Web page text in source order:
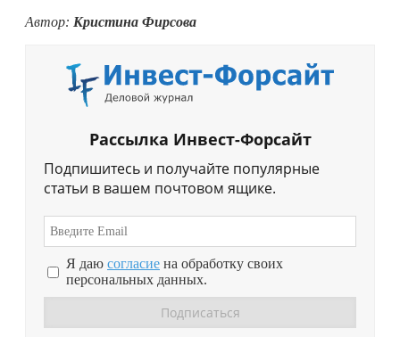
Автор: Кристина Фирсова
Рассылка Инвест-Форсайт
Подпишитесь и получайте популярные
статьи в вашем почтовом ящике.
Я даю согласие на обработку своих
персональных данных.